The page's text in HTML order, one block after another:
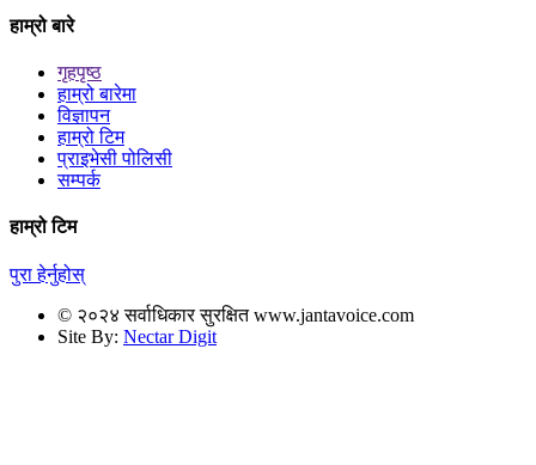
हाम्रो बारे
गृहपृष्ठ
हाम्रो बारेमा
विज्ञापन
हाम्रो टिम
प्राइभेसी पोलिसी
सम्पर्क
हाम्रो टिम
पुरा हेर्नुहोस्
© २०२४ सर्वाधिकार सुरक्षित www.jantavoice.com
Site By: Nectar Digit